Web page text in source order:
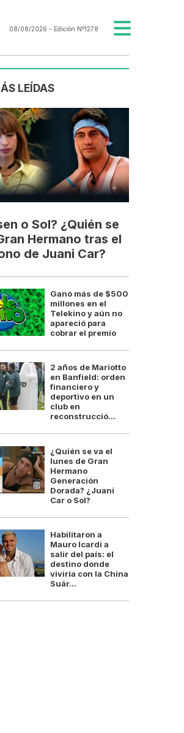
08/08/2026 - Edición Nº1278
Paraguay protege su mercado y
LEÍDAS
o Sol? ¿Quién se
Hermano tras el
de Juani Car?
Ganó más de $500
millones en el
Telekino y aún no
apareció para
cobrar el premio
2 años de Mariotto
en Banfield: orden
financiero y
deportivo en un
club en
reconstrucció...
¿Quién se va el
lunes de Gran
Hermano
Generación
Dorada? ¿Juani
Car o Sol?
Habilitaron a
Mauro Icardi a
salir del país: el
destino donde
viviría con la China
Suár...